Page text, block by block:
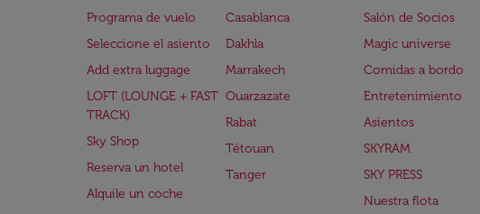
Programa de vuelo
Seleccione el asiento
Add extra luggage
LOFT (LOUNGE + FAST
TRACK)
Sky Shop
Reserva un hotel
Alquile un coche
Casablanca
Dakhla
Marrakech
Ouarzazate
Rabat
Tétouan
Tanger
Salón de Socios
Magic universe
Comidas a bordo
Entretenimiento
Asientos
SKYRAM
SKY PRESS
Nuestra flota